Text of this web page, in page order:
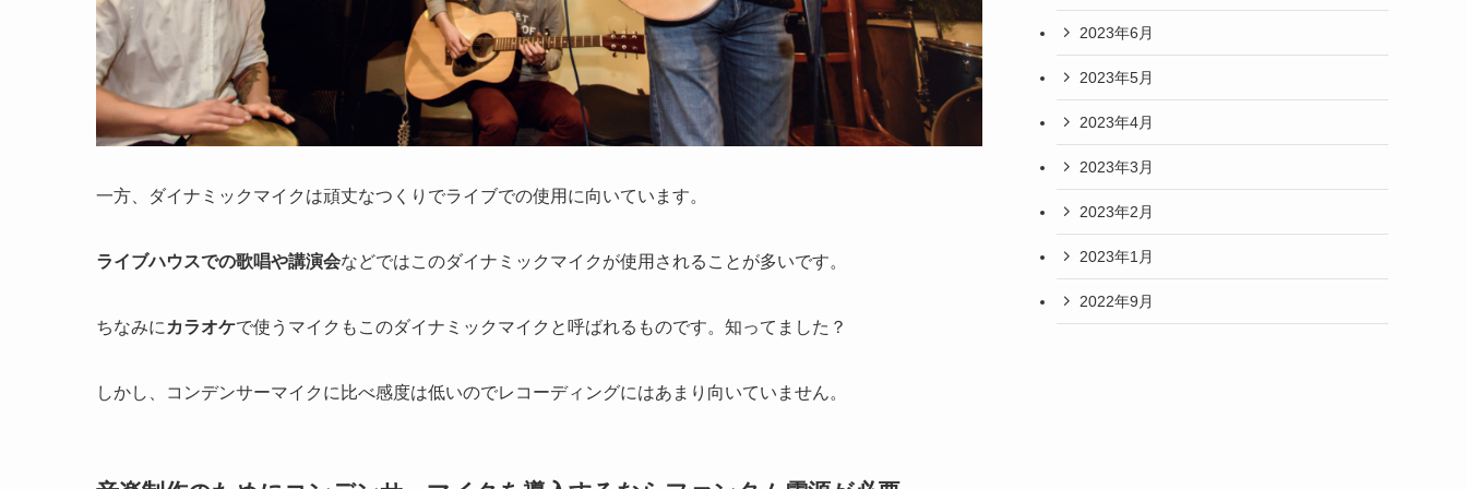
一方、ダイナミックマイクは頑丈なつくりでライブでの使用に向いています。
ライブハウスでの歌唱や講演会などではこのダイナミックマイクが使用されることが多いです。
ちなみに カラオケで使うマイクもこのダイナミックマイクと呼ばれるものです。知ってました？
しかし、コンデンサーマイクに比べ感度は低いのでレコーディングにはあまり向いていません。
2023年6月
2023年5月
2023年4月
2023年3月
2023年2月
2023年1月
2022年9月